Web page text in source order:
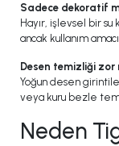
Sadece dekoratif
Hayır, işlevsel bir su
ancak kullanım
Desen temizliği zor
Yoğun desen
veya kuru bezle
Neden